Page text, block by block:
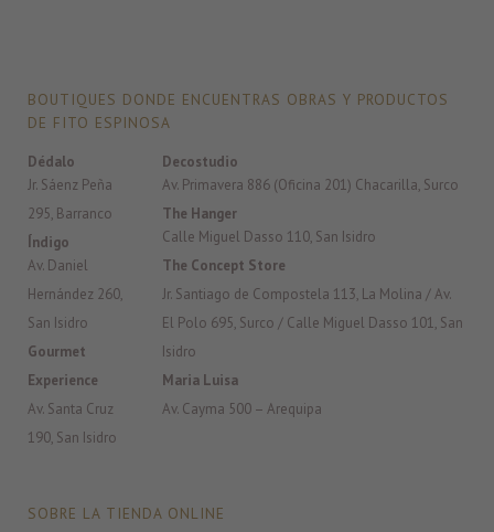
BOUTIQUES DONDE ENCUENTRAS OBRAS Y PRODUCTOS
DE FITO ESPINOSA
Dédalo
Jr. Sáenz Peña
295, Barranco
Índigo
Av. Daniel
Hernández 260,
San Isidro
Gourmet
Experience
Av. Santa Cruz
190, San Isidro
Decostudio
Av. Primavera 886 (Oficina 201) Chacarilla, Surco
The Hanger
Calle Miguel Dasso 110, San Isidro
The Concept Store
Jr. Santiago de Compostela 113, La Molina / Av.
El Polo 695, Surco / Calle Miguel Dasso 101, San
Isidro
Maria Luisa
Av. Cayma 500 – Arequipa
SOBRE LA TIENDA ONLINE